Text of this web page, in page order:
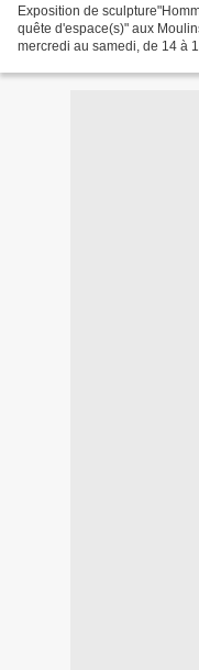
Exposition de
quête d'espace(s)" aux
mercredi au samedi, de 14 à